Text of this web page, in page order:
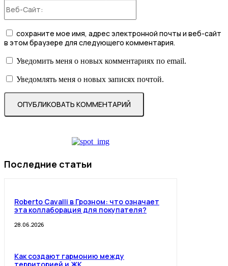
сохраните мое имя, адрес электронной почты и веб-сайт
в этом браузере для следующего комментария.
Уведомить меня о новых комментариях по email.
Уведомлять меня о новых записях почтой.
Последние статьи
Roberto Cavalli в Грозном: что означает
эта коллаборация для покупателя?
28.06.2026
Как создают гармонию между